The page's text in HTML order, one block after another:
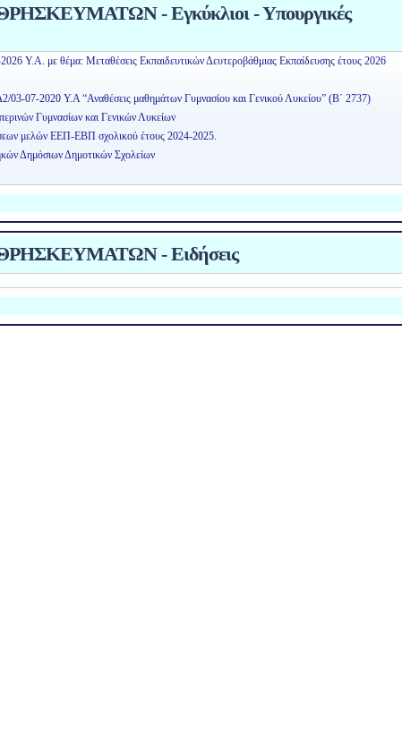
- Εγκύκλιοι - Υπουργικές
Υ.Α. με θέμα: Μεταθέσεις Εκπαιδευτικών Δευτεροβάθμιας Εκπαίδευσης έτους 2026
03-07-2020 Υ.Α “Αναθέσεις μαθημάτων Γυμνασίου και Γενικού Λυκείου” (Β΄ 2737)
Γυμνασίων και Γενικών Λυκείων
μελών ΕΕΠ-ΕΒΠ σχολικού έτους 2024-2025.
Δημόσιων Δημοτικών Σχολείων
- Ειδήσεις